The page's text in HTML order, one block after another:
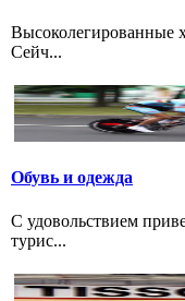
Высоколегированные
Сейч...
Обувь и одежда
С удовольствием
турис...